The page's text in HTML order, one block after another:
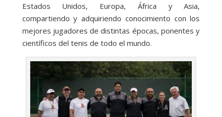
Estados Unidos, Europa, África y Asia,
compartiendo y adquiriendo conocimiento con los
mejores jugadores de distintas épocas, ponentes y
científicos del tenis de todo el mundo.